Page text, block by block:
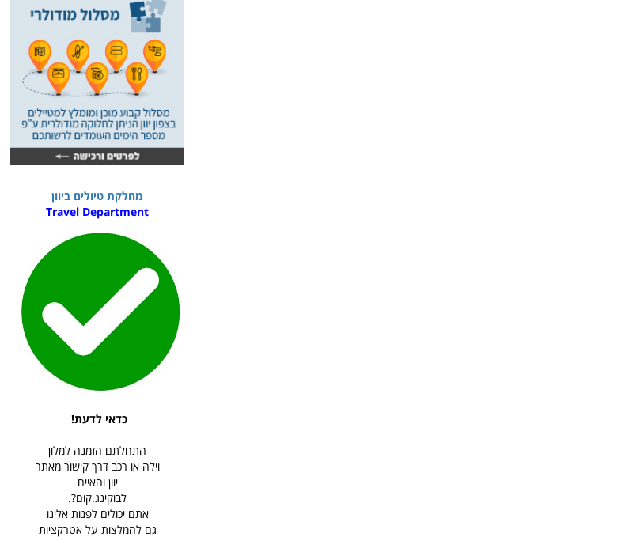
מחלקת טיולים ביוון
Travel Department
כדאי לדעת!
התחלתם הזמנה למלון
וילה או רכב דרך קישור מאתר
יוון והאיים
לבוקינג.קום?.
אתם יכולים לפנות אלינו
גם להמלצות על אטרקציות